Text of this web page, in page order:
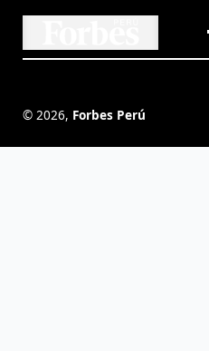
© 2026, Forbes Perú